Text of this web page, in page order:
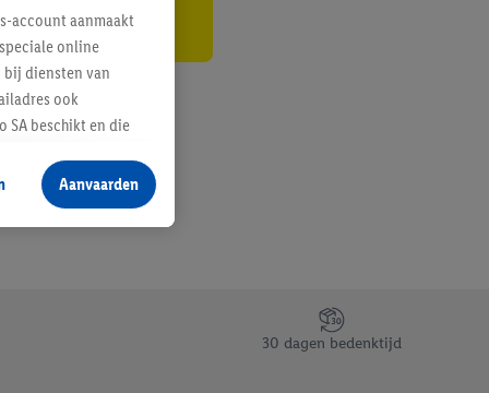
30 dagen bedenktijd
account aanmaakt
online
diensten van
ook
SA beschikt en die
producten waarin
voegen, maar het
als er met behulp
Door op
informatie,
Aanvaarden